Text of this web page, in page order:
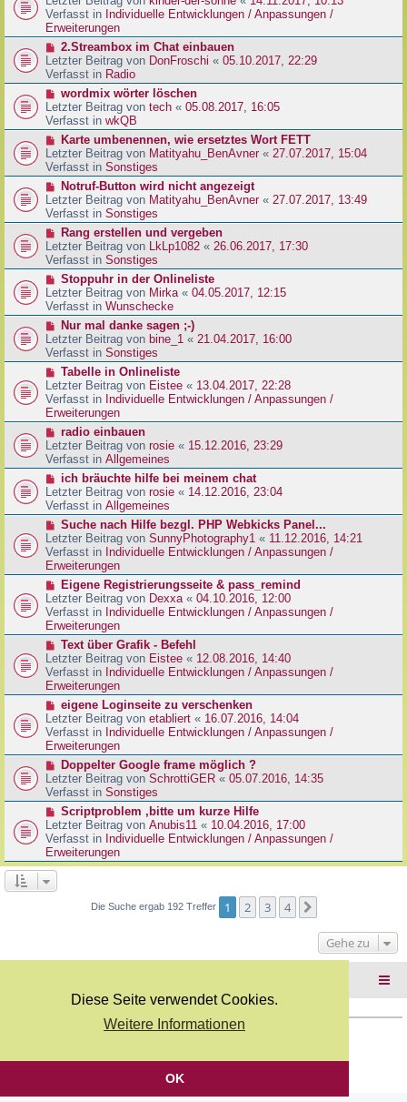
Diese Seite verwendet Cookies.
Weitere Informationen
OK
a
g
B
e
i
r
a
g
u
e
r
B
e
i
r
a
g
Verfasst in Individuelle Entwicklungen / Anpassungen /
Erweiterungen
N
e
u
e
r
B
e
t
r
a
g
2.Streambox im Chat einbauen
Letzter Beitrag von DonFroschi « 05.10.2017, 22:29
Verfasst in Radio
N
e
u
e
r
B
e
t
r
a
g
wordmix wörter löschen
Letzter Beitrag von tech « 05.08.2017, 16:05
Verfasst in wkQB
N
e
u
e
r
B
e
t
r
a
g
Karte umbenennen, wie ersetztes Wort FETT
Letzter Beitrag von Matityahu_BenAvner « 27.07.2017, 15:04
Verfasst in Sonstiges
N
e
u
e
r
B
e
t
r
a
g
Notruf-Button wird nicht angezeigt
Letzter Beitrag von Matityahu_BenAvner« 27.07.2017, 13:49
Verfasst in Sonstiges
N
e
u
e
r
B
e
t
r
a
g
Rang erstellen und vergeben
Letzter Beitrag von LkLp1082 « 26.06.2017, 17:30
Verfasst in Sonstiges
N
e
u
e
r
B
e
t
r
a
g
Stoppuhr in der Onlineliste
Letzter Beitrag von Mirka« 04.05.2017, 12:15
Verfasst in Wunschecke
N
e
u
e
r
B
e
i
r
a
g
Nur mal danke sagen ;-)
Letzter Beitrag von bine_1 « 21.04.2017, 16:00
Verfasst in Sonstiges
N
e
u
e
r
B
e
i
r
a
g
Tabelle in Onlineliste
Letzter Beitrag von Eistee « 13.04.2017, 22:28
Verfasst in Individuelle Entwicklungen / Anpassungen /
Erweiterungen
N
e
u
e
r
B
e
t
r
a
g
radio einbauen
Letzter Beitrag von rosie « 15.12.2016, 23:29
Verfasst in Allgemeines
N
e
u
e
r
B
e
i
r
a
g
ich bräuchte hilfe bei meinem chat
Letzter Beitrag von rosie « 14.12.2016, 23:04
Verfasst in Allgemeines
N
e
u
e
r
B
e
i
t
a
g
Suche nach Hilfe bezgl. PHP Webkicks Panel...
Letzter Beitrag von SunnyPhotography1 « 11.12.2016, 14:21
Verfasst in Individuelle Entwicklungen / Anpassungen /
Erweiterungen
N
e
u
e
r
B
e
i
t
a
g
Eigene Registrierungsseite & pass_remind
Letzter Beitrag von Dexxa« 04.10.2016, 12:00
Verfasst in Individuelle Entwicklungen / Anpassungen /
Erweiterungen
N
e
u
e
r
B
e
i
t
a
g
Text über Grafik - Befehl
Letzter Beitrag von Eistee « 12.08.2016, 14:40
Verfasst in Individuelle Entwicklungen / Anpassungen /
Erweiterungen
N
e
u
e
r
B
e
i
r
a
g
eigene Loginseite zu verschenken
Letzter Beitrag von etabliert « 16.07.2016, 14:04
Verfasst in Individuelle Entwicklungen / Anpassungen /
Erweiterungen
N
e
u
e
r
B
e
i
t
r
Doppelter Google frame möglich ?
Letzter Beitrag von SchrottiGER « 05.07.2016, 14:35
Verfasst in Sonstiges
N
e
u
e
r
e
g
Scriptproblem ,bitte um kurze Hilfe
Letzter Beitrag von Anubis11 « 10.04.2016, 17:00
Verfasst in Individuelle Entwicklungen / Anpassungen /
Erweiterungen
Die Suche ergab 192 Treffer 1 2 3 4
Gehe zu
Deutsche Übersetzung durchphpBB.de